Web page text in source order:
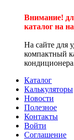
Внимание!
каталог на
На сайте для
компактный
Каталог
Калькуляторы
Новости
Полезное
Контакты
Войти
Соглашение